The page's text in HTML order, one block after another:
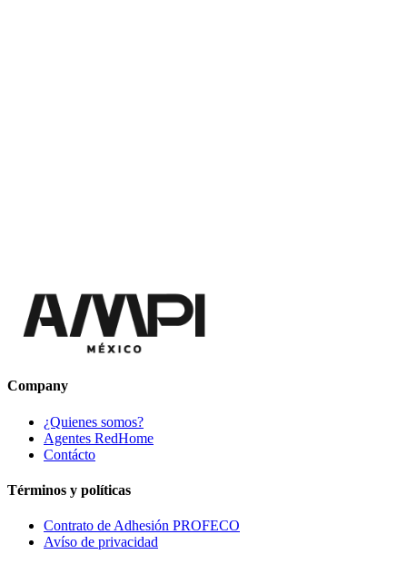
Company
¿Quienes somos?
Agentes RedHome
Contácto
Términos y políticas
Contrato de Adhesión PROFECO
Avíso de privacidad